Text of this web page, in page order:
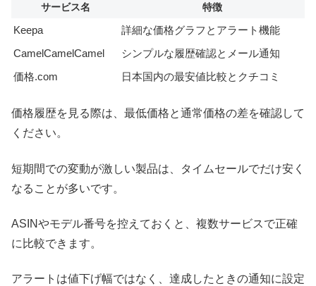
サービス名 特徴
Keepa
詳細な価格グラフとアラート機能
CamelCamelCamel
シンプルな履歴確認とメール通知
価格.com
日本国内の最安値比較とクチコミ
価格履歴を見る際は、最低価格と通常価格の差を確認して
ください。
短期間での変動が激しい製品は、タイムセールでだけ安く
なることが多いです。
ASINやモデル番号を控えておくと、複数サービスで正確
に比較できます。
アラートは値下げ幅ではなく、達成したときの通知に設定